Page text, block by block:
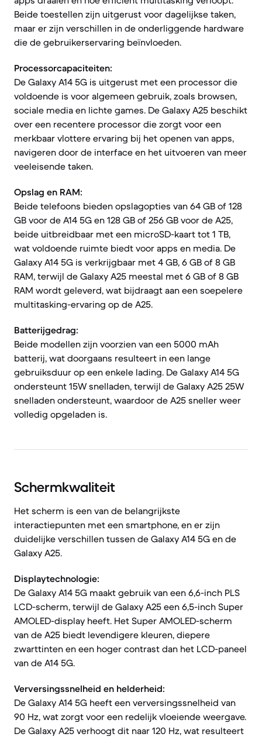
Beide toestellen zijn uitgerust voor dagelijkse taken,
maar er zijn verschillen in de onderliggende hardware
die de gebruikerservaring beïnvloeden.
Processorcapaciteiten:
De Galaxy A14 5G is uitgerust met een processor die
voldoende is voor algemeen gebruik, zoals browsen,
sociale media en lichte games. De Galaxy A25 beschikt
over een recentere processor die zorgt voor een
merkbaar vlottere ervaring bij het openen van apps,
navigeren door de interface en het uitvoeren van meer
veeleisende taken.
Opslag en RAM:
Beide telefoons bieden opslagopties van 64 GB of 128
GB voor de A14 5G en 128 GB of 256 GB voor de A25,
beide uitbreidbaar met een microSD-kaart tot 1 TB,
wat voldoende ruimte biedt voor apps en media. De
Galaxy A14 5G is verkrijgbaar met 4 GB, 6 GB of 8 GB
RAM, terwijl de Galaxy A25 meestal met 6 GB of 8 GB
RAM wordt geleverd, wat bijdraagt aan een soepelere
multitasking-ervaring op de A25.
Batterijgedrag:
Beide modellen zijn voorzien van een 5000 mAh
batterij, wat doorgaans resulteert in een lange
gebruiksduur op een enkele lading. De Galaxy A14 5G
ondersteunt 15W snelladen, terwijl de Galaxy A25 25W
snelladen ondersteunt, waardoor de A25 sneller weer
volledig opgeladen is.
Schermkwaliteit
Het scherm is een van de belangrijkste
interactiepunten met een smartphone, en er zijn
duidelijke verschillen tussen de Galaxy A14 5G en de
Galaxy A25.
Displaytechnologie:
De Galaxy A14 5G maakt gebruik van een 6,6-inch PLS
LCD-scherm, terwijl de Galaxy A25 een 6,5-inch Super
AMOLED-display heeft. Het Super AMOLED-scherm
van de A25 biedt levendigere kleuren, diepere
zwarttinten en een hoger contrast dan het LCD-paneel
van de A14 5G.
Verversingssnelheid en helderheid:
De Galaxy A14 5G heeft een verversingssnelheid van
90 Hz, wat zorgt voor een redelijk vloeiende weergave.
De Galaxy A25 verhoogt dit naar 120 Hz, wat resulteert